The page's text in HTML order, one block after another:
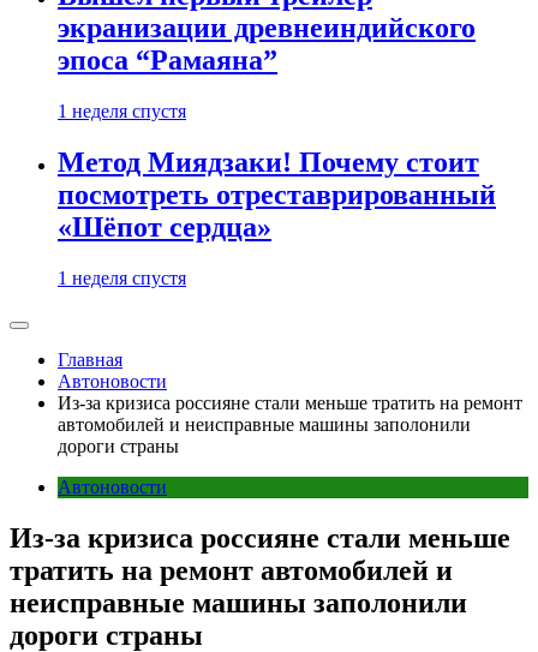
экранизации древнеиндийского
эпоса “Рамаяна”
1 неделя спустя
Метод Миядзаки! Почему стоит
посмотреть отреставрированный
«Шёпот сердца»
1 неделя спустя
Главная
Автоновости
Из-за кризиса россияне стали меньше тратить на ремонт
автомобилей и неисправные машины заполонили
дороги страны
Автоновости
Из-за кризиса россияне стали меньше
тратить на ремонт автомобилей и
неисправные машины заполонили
дороги страны